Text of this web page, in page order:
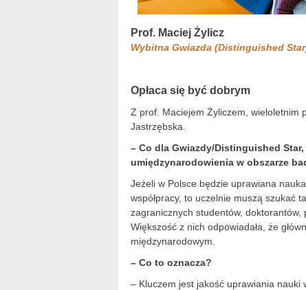
Prof. Maciej Żylicz
Wybitna Gwiazda (Distinguished
Opłaca się być dobrym
Z prof. Maciejem Żyliczem, wieloletnim
Jastrzębska.
– Co dla Gwiazdy/Distinguished
umiędzynarodowienia w obszarze
Jeżeli w Polsce będzie uprawiana
współpracy, to uczelnie muszą szukać
zagranicznych studentów, doktorantów,
Większość z nich odpowiadała, że
międzynarodowym.
– Co to oznacza?
– Kluczem jest jakość uprawiania nauki